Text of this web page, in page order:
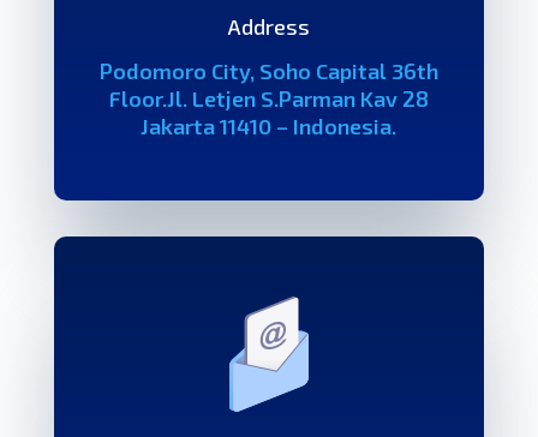
Address
Podomoro City, Soho Capital 36th
Floor.Jl. Letjen S.Parman Kav 28
Jakarta 11410 – Indonesia.